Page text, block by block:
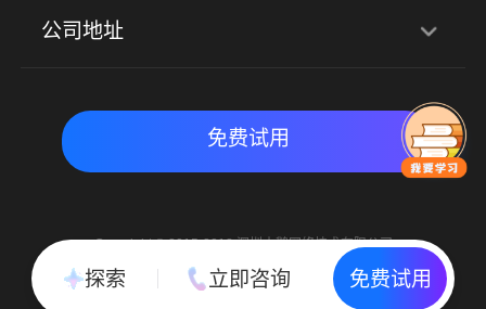
实时私域带货 数字化运营
公司地址
北京地址：北京市朝阳区朝外大街乙6号23层
免费试用
Copyright © 2015-2018 深圳小鹅网络技术有限公司
All Rights Reserved. 粤ICP备15020529号
粤公网安备 44030502002037号
探索 立即咨询 免费试用